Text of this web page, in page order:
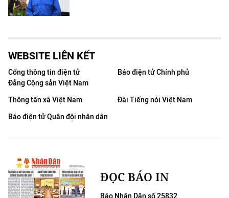
WEBSITE LIÊN KẾT
Cổng thông tin điện tử
Đảng Cộng sản Việt Nam
Báo điện tử Chính phủ
Thông tấn xã Việt Nam
Đài Tiếng nói Việt Nam
Báo điện tử Quân đội nhân dân
ĐỌC BÁO IN